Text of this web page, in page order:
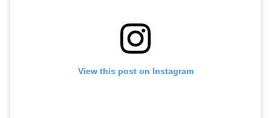
View this post on Instagram